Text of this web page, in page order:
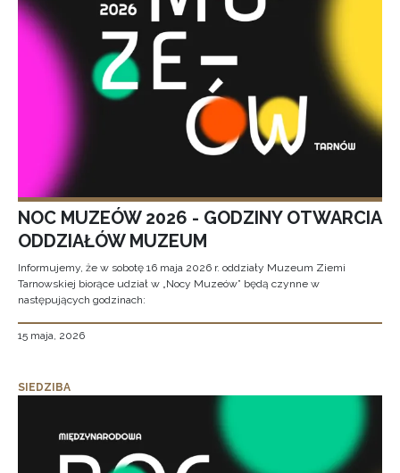
NOC MUZEÓW 2026 - GODZINY OTWARCIA
ODDZIAŁÓW MUZEUM
Informujemy, że w sobotę 16 maja 2026 r. oddziały Muzeum Ziemi
Tarnowskiej biorące udział w „Nocy Muzeów” będą czynne w
następujących godzinach:
15 maja, 2026
SIEDZIBA